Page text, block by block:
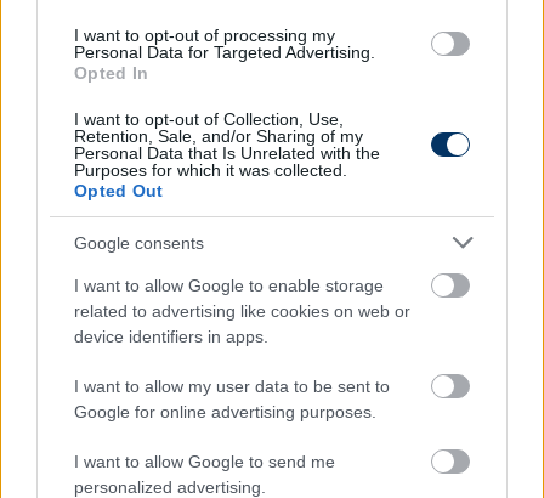
I want to opt-out of processing my
Personal Data for Targeted Advertising.
Opted In
I want to opt-out of Collection, Use,
Retention, Sale, and/or Sharing of my
Personal Data that Is Unrelated with the
Purposes for which it was collected.
Opted Out
Google consents
I want to allow Google to enable storage
related to advertising like cookies on web or
device identifiers in apps.
I want to allow my user data to be sent to
Google for online advertising purposes.
I want to allow Google to send me
personalized advertising.
Olvastad már?
Ő lehet a Borbély utódját kereső ETO
A Csakfoci információi szerint az eddigi másodedző,